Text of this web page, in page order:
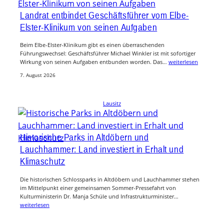
Landrat entbindet Geschäftsführer vom Elbe-
Elster-Klinikum von seinen Aufgaben
Beim Elbe-Elster-Klinikum gibt es einen überraschenden
Führungswechsel: Geschäftsführer Michael Winkler ist mit sofortiger
Wirkung von seinen Aufgaben entbunden worden. Das… weiterlesen
7. August 2026
Lausitz
Historische Parks in Altdöbern und
Lauchhammer: Land investiert in Erhalt und
Klimaschutz
Die historischen Schlossparks in Altdöbern und Lauchhammer stehen
im Mittelpunkt einer gemeinsamen Sommer-Pressefahrt von
Kulturministerin Dr. Manja Schüle und Infrastrukturminister…
weiterlesen